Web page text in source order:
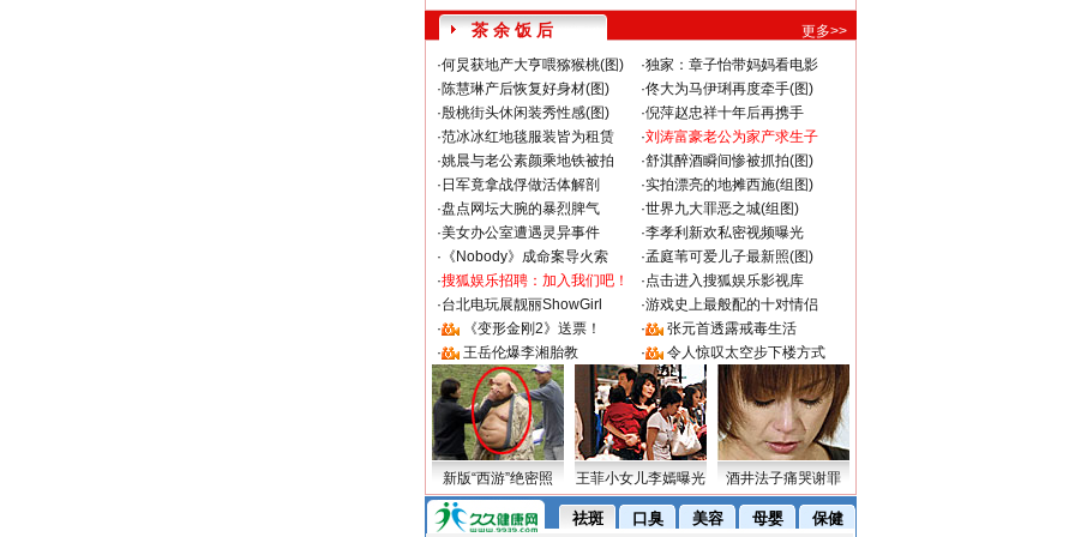
茶 余 饭 后
更多>>
·何炅获地产大亨喂猕猴桃(图) ·独家：章子怡带妈妈看电影
·陈慧琳产后恢复好身材(图) ·佟大为马伊琍再度牵手(图)
·殷桃街头休闲装秀性感(图) ·倪萍赵忠祥十年后再携手
·范冰冰红地毯服装皆为租赁 ·刘涛富豪老公为家产求生子
·姚晨与老公素颜乘地铁被拍 ·舒淇醉酒瞬间惨被抓拍(图)
· 日军竟拿战俘做活体解剖 ·实拍漂亮的地摊西施(组图)
·盘点网坛大腕的暴烈脾气 ·世界九大罪恶之城(组图)
·美女办公室遭遇灵异事件 ·李孝利新欢私密视频曝光
· 《Nobody》成命案导火索 ·孟庭苇可爱儿子最新照(图)
·搜狐娱乐招聘：加入我们吧！ ·点击进入搜狐娱乐影视库
·台北电玩展靓丽ShowGirl ·游戏史上最般配的十对情侣
·
《变形金刚2》送票！ ·
张元首透露戒毒生活
·
王岳伦爆李湘胎教 · 令人惊叹太空步下楼方式
新版“西游”绝密照 王菲小女儿李嫣曝光 酒井法子痛哭谢罪